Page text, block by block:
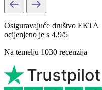
Osiguravajuće društvo ЕКТА
ocijenjeno je s 4.9/5
Na temelju 1030 recenzija